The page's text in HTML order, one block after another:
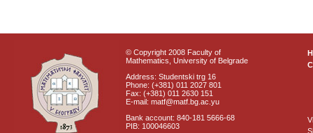
© Copyright 2008 Faculty of
Mathematics, University of Belgrade
Address: Studentski trg 16
Phone: (+381) 011 2027 801
Fax: (+381) 011 2630 151
E-mail: matf@matf.bg.ac.yu
Bank account: 840-181 5666-68
PIB: 100046603